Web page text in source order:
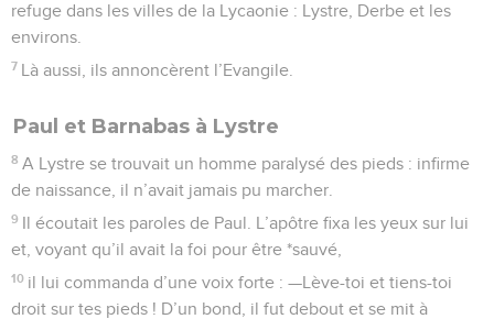
refuge dans les villes de la Lycaonie : Lystre, Derbe et les
environs.
7 Là aussi, ils annoncèrent l’Evangile.
Paul et Barnabas à Lystre
8 A Lystre se trouvait un homme paralysé des pieds : infirme
de naissance, il n’avait jamais pu marcher.
9 Il écoutait les paroles de Paul. L’apôtre fixa les yeux sur lui
et, voyant qu’il avait la foi pour être *sauvé,
10 il lui commanda d’une voix forte : —Lève-toi et tiens-toi
droit sur tes pieds ! D’un bond, il fut debout et se mit à